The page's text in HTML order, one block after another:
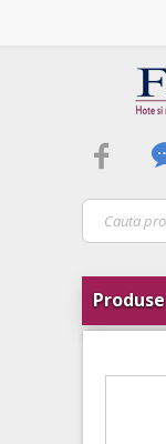
Produse